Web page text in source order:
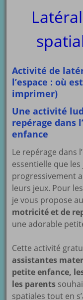
Activité de
l’espace : où
imprimer)
Une activité
repérage dans
enfance
Le repérage dans
essentielle que
progressivement
leurs jeux. Pour
je vous propose
motricité et de
une adorable
Cette activité
assistantes
petite enfance,
les parents
spatiales tout en